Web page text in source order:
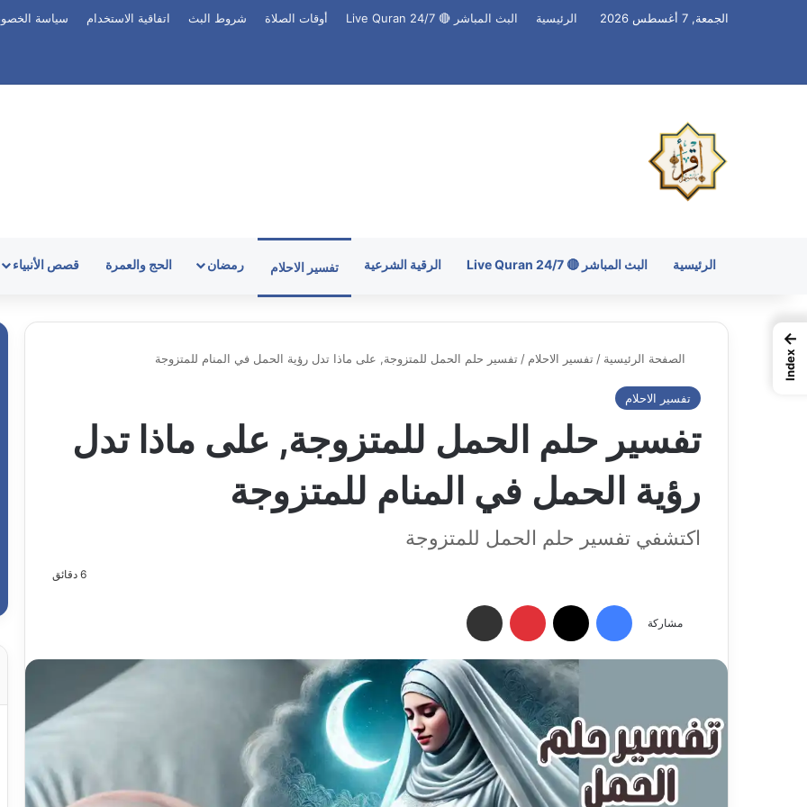
الجمعة, 7 أغسطس 2026 الرئيسية البث المباشر 🔴 Live Quran 24/7 أوقات الصلاة شروط البث اتفاقية الاستخدام سياسة
الرئيسية البث المباشر 🔴 Live Quran 24/7 الرقية الشرعية تفسير الاحلام رمضان الحج والعمرة قصص الأنبياء
الصفحة الرئيسية /تفسير الاحلام /تفسير حلم الحمل للمتزوجة, على ماذا تدل رؤية الحمل في المنام للمتزوجة
تفسير الاحلام
تفسير حلم الحمل للمتزوجة, على ماذا تدل
رؤية الحمل في المنام للمتزوجة
اكتشفي تفسير حلم الحمل للمتزوجة
مشاركة
فيسبوك بينتيريست
←
Index